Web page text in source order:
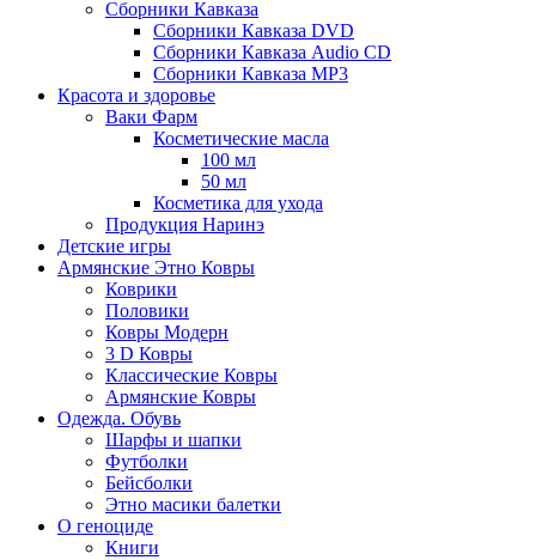
Сборники Кавказа
Сборники Кавказа DVD
Сборники Кавказа Audio CD
Сборники Кавказа MP3
Красота и здоровье
Ваки Фарм
Косметические масла
100 мл
50 мл
Косметика для ухода
Продукция Наринэ
Детские игры
Армянские Этно Ковры
Коврики
Половики
Ковры Модерн
3 D Ковры
Классические Ковры
Армянские Ковры
Одежда. Обувь
Шарфы и шапки
Футболки
Бейсболки
Этно масики балетки
О геноциде
Книги